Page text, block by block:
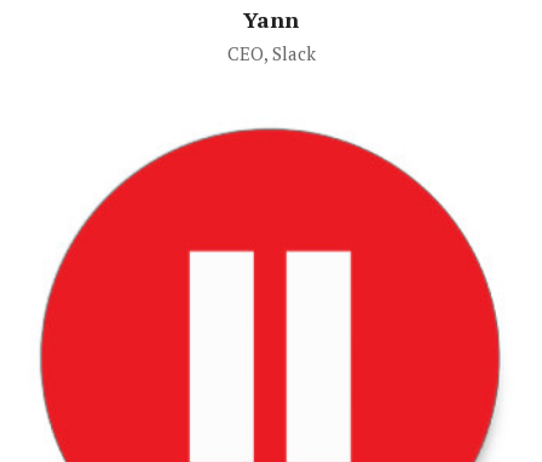
Yann
CEO, Slack
Speech Time: